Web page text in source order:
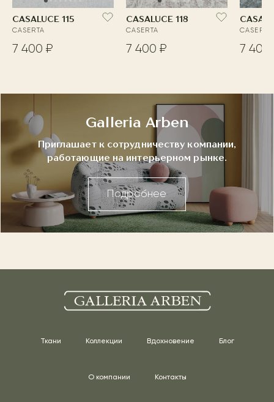
CASALUCE 115
CASERTA
7 400 ₽
CASALUCE 118
CASERTA
7 400 ₽
CASERTA
7 400
Galleria Arben
Приглашает к сотрудничеству компании,
работающие на интерьерном рынке.
Подробнее
Ткани Коллекции Вдохновение Блог
О компании Контакты